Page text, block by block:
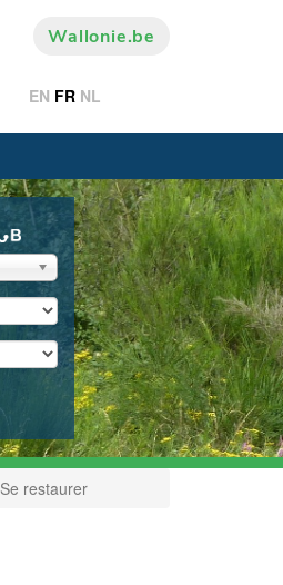
Wallonie.be
EN FR NL
Se restaurer